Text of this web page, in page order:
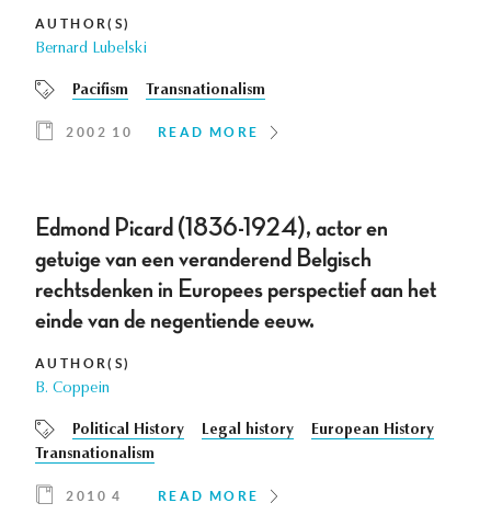
AUTHOR(S)
Bernard Lubelski
Pacifism Transnationalism
2002 10 READ MORE
Edmond Picard (1836-1924), actor en
getuige van een veranderend Belgisch
rechtsdenken in Europees perspectief aan het
einde van de negentiende eeuw.
AUTHOR(S)
B. Coppein
Political History Legal history
European History
Transnationalism
2010 4 READ MORE